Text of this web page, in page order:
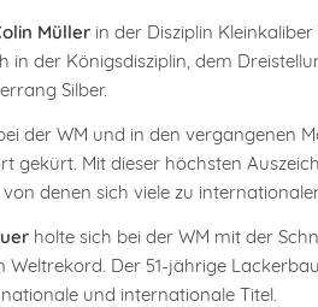
Müller in der Disziplin
in der Königsdisziplin, dem
Silber.
der WM und in den vergangenen
gekürt. Mit dieser höchsten
denen sich viele zu
holte sich bei der WM mit der
Weltrekord. Der 51-jährige
und internationale Titel.